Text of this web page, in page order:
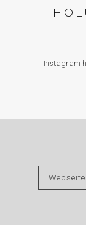
Instagram